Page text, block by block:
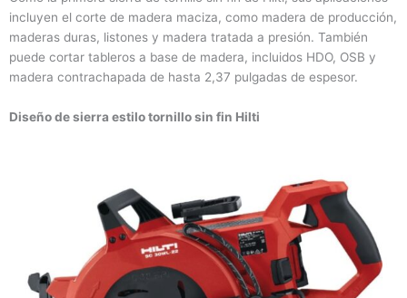
incluyen el corte de madera maciza, como madera de producción,
maderas duras, listones y madera tratada a presión. También
puede cortar tableros a base de madera, incluidos HDO, OSB y
madera contrachapada de hasta 2,37 pulgadas de espesor.
Diseño de sierra estilo tornillo sin fin Hilti